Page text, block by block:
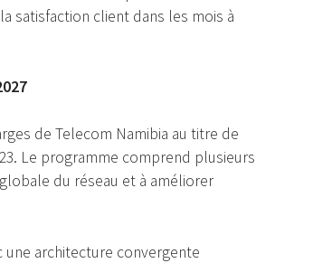
satisfaction client dans les mois à
de Telecom Namibia au titre de
Le programme comprend plusieurs
du réseau et à améliorer
architecture convergente